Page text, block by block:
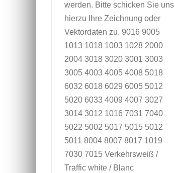
werden. Bitte schicken Sie uns
hierzu Ihre Zeichnung oder
Vektordaten zu. 9016 9005
1013 1018 1003 1028 2000
2004 3018 3020 3001 3003
3005 4003 4005 4008 5018
6032 6018 6029 6005 5012
5020 6033 4009 4007 3027
3014 3012 1016 7031 7040
5022 5002 5017 5015 5012
5011 8004 8007 8017 1019
7030 7015 Verkehrsweiß /
Traffic white / Blanc